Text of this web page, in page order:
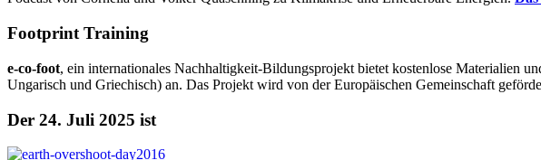
Footprint Training
e-co-foot, ein internationales Nachhaltigkeit-Bildungsprojekt bietet kostenlose Materialien
Ungarisch und Griechisch) an. Das Projekt wird von der Europäischen Gemeinschaft
Der 24. Juli 2025 ist